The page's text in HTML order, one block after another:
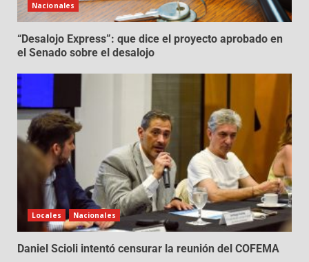
Nacionales
“Desalojo Express”: que dice el proyecto aprobado en
el Senado sobre el desalojo
Locales Nacionales
Daniel Scioli intentó censurar la reunión del COFEMA